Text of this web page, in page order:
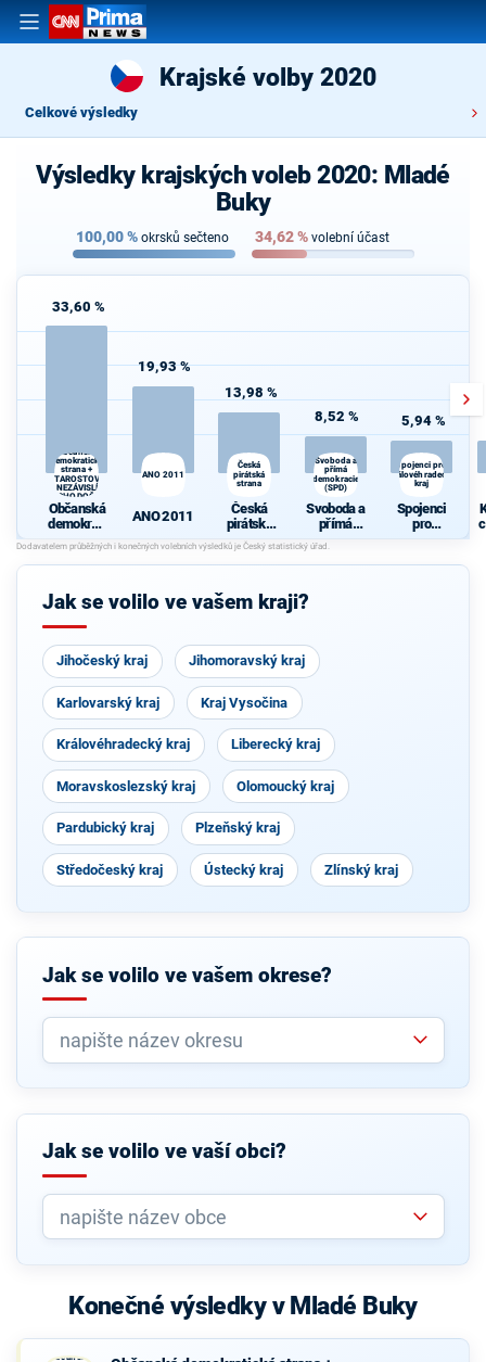
Krajské volby 2020
Celkové výsledky
Výsledky krajských voleb 2020: Mladé
Buky
100,00% okrsků sečteno 34,62% volební účast
33,60 %
Občanská
demokratická
strana +
STAROSTOVÉ
A NEZÁVISLÍ a
VÝCHODOČEŠI
Občanská
demokrati
cká strana
+
STAROST
NEZÁVISL
VÝCHODO
ČEŠI
19,93 %
ANO 2011
ANO 2011
13,98 %
Česká
pirátská
strana
Česká
pirátská
strana
8,52 %
Svoboda a
přímá
demokracie
(SPD)
Svoboda a
přímá
demokraci
e (SPD)
5,94 %
Spojenci pro
Královéhradecký
kraj
Spojenci
pro
Královéhra
Jak se volilo ve vašem kraji?
Jihočeský kraj Jihomoravský kraj
Karlovarský kraj Kraj Vysočina
Královéhradecký kraj Liberecký kraj
Moravskoslezský kraj Olomoucký kraj
Pardubický kraj Plzeňský kraj
Středočeský kraj Ústecký kraj Zlínský kraj
Jak se volilo ve vašem okrese?
Jak se volilo ve vaší obci?
Konečné výsledky v Mladé Buky
Občanská